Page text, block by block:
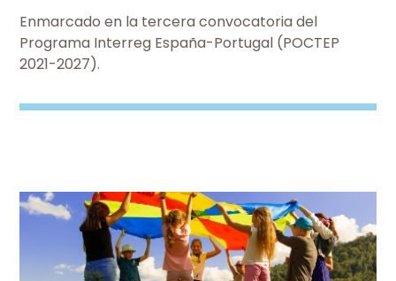
Enmarcado en la tercera convocatoria del
Programa Interreg España-Portugal (POCTEP
2021-2027).
Imaxe